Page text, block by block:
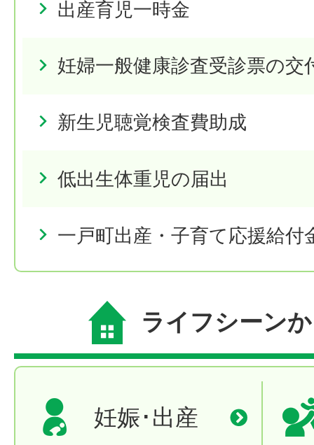
出産育児一時金
妊婦一般健康診査受診票の交
新生児聴覚検査費助成
低出生体重児の届出
一戸町出産・子育て応援給付
ライフシーン
妊娠･出産